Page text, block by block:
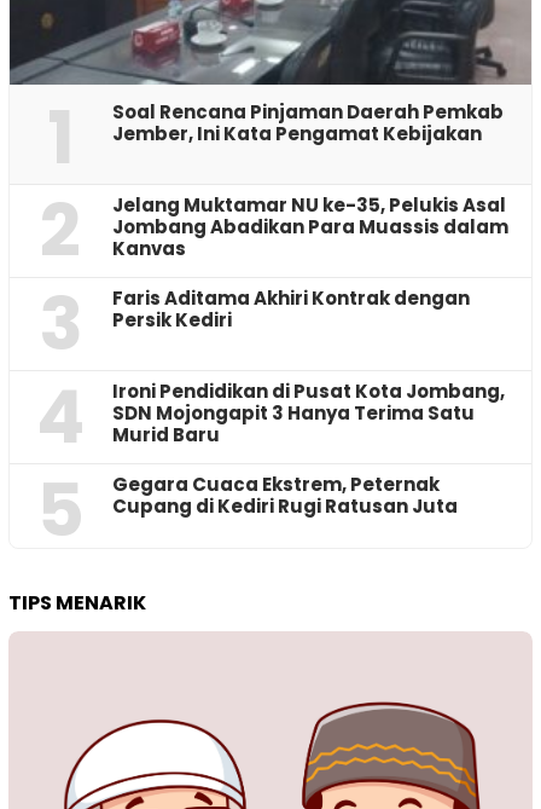
1
‎Soal Rencana Pinjaman Daerah Pemkab
Jember, Ini Kata Pengamat Kebijakan ‎
2
Jelang Muktamar NU ke-35, Pelukis Asal
Jombang Abadikan Para Muassis dalam
Kanvas
3
Faris Aditama Akhiri Kontrak dengan
Persik Kediri
4
Ironi Pendidikan di Pusat Kota Jombang,
SDN Mojongapit 3 Hanya Terima Satu
Murid Baru
5
‎Gegara Cuaca Ekstrem, Peternak
Cupang di Kediri Rugi Ratusan Juta
TIPS MENARIK